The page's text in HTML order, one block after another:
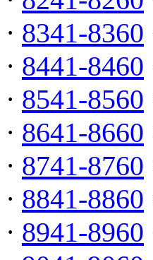
· 8341-8360
· 8441-8460
· 8541-8560
· 8641-8660
· 8741-8760
· 8841-8860
· 8941-8960